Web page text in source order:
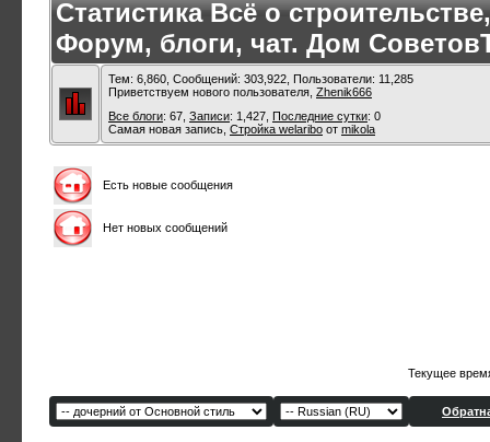
Статистика Всё о
Форум, блоги, чат. Дом
Тем: 6,860, Сообщений: 303,922, Пользователи: 11,285
Приветствуем нового пользователя, Zhenik666
Все блоги: 67, Записи: 1,427, Последние сутки: 0
Самая новая запись, Стройка welaribo от mikola
Есть новые сообщения
Нет новых сообщений
Текущее